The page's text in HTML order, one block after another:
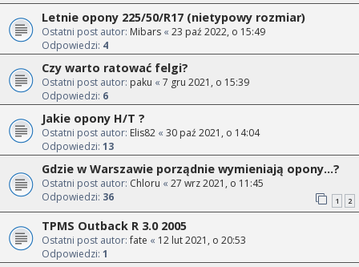
Letnie opony 225/50/R17 (nietypowy rozmiar)
Ostatni post autor: Mibars « 23 paź 2022, o 15:49
Odpowiedzi: 4
Czy warto ratować felgi?
Ostatni post autor: paku « 7 gru 2021, o 15:39
Odpowiedzi: 6
Jakie opony H/T ?
Ostatni post autor: Elis82 « 30 paź 2021, o 14:04
Odpowiedzi: 13
Gdzie w Warszawie porządnie wymieniają opony...?
Ostatni post autor: Chloru « 27 wrz 2021, o 11:45
Odpowiedzi: 36 1 2
TPMS Outback R 3.0 2005
Ostatni post autor:fate « 12 lut 2021, o 20:53
Odpowiedzi: 1